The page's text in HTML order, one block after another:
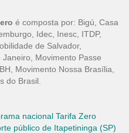
é composta por: Bigú, Casa
Idec, Inesc, ITDP,
de Salvador,
Movimento Passe
Movimento Nossa Brasília,
do Brasil.
nacional Tarifa Zero
público de Itapetininga (SP)